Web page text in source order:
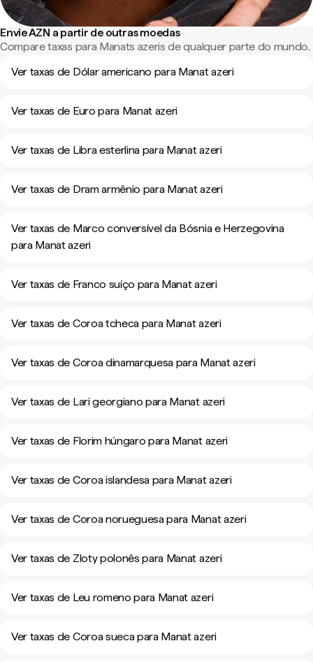
Envie AZN a partir de outras moedas
Compare taxas para Manats azeris de qualquer parte do mundo.
Ver taxas de Dólar americano para Manat azeri
Ver taxas de Euro para Manat azeri
Ver taxas de Libra esterlina para Manat azeri
Ver taxas de Dram armênio para Manat azeri
Ver taxas de Marco conversível da Bósnia e Herzegovina
para Manat azeri
Ver taxas de Franco suíço para Manat azeri
Ver taxas de Coroa tcheca para Manat azeri
Ver taxas de Coroa dinamarquesa para Manat azeri
Ver taxas de Lari georgiano para Manat azeri
Ver taxas de Florim húngaro para Manat azeri
Ver taxas de Coroa islandesa para Manat azeri
Ver taxas de Coroa norueguesa para Manat azeri
Ver taxas de Zloty polonês para Manat azeri
Ver taxas de Leu romeno para Manat azeri
Ver taxas de Coroa sueca para Manat azeri